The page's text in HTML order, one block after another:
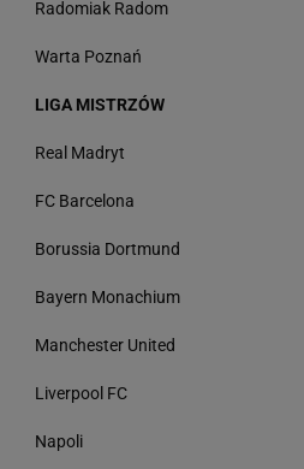
Radomiak Radom
Warta Poznań
LIGA MISTRZÓW
Real Madryt
FC Barcelona
Borussia Dortmund
Bayern Monachium
Manchester United
Liverpool FC
Napoli